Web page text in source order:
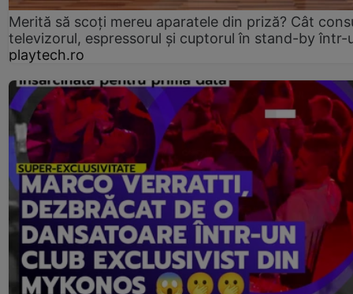
Merită să scoți mereu aparatele din priză? Cât
televizorul, espressorul și cuptorul în stand-by într-
playtech.ro